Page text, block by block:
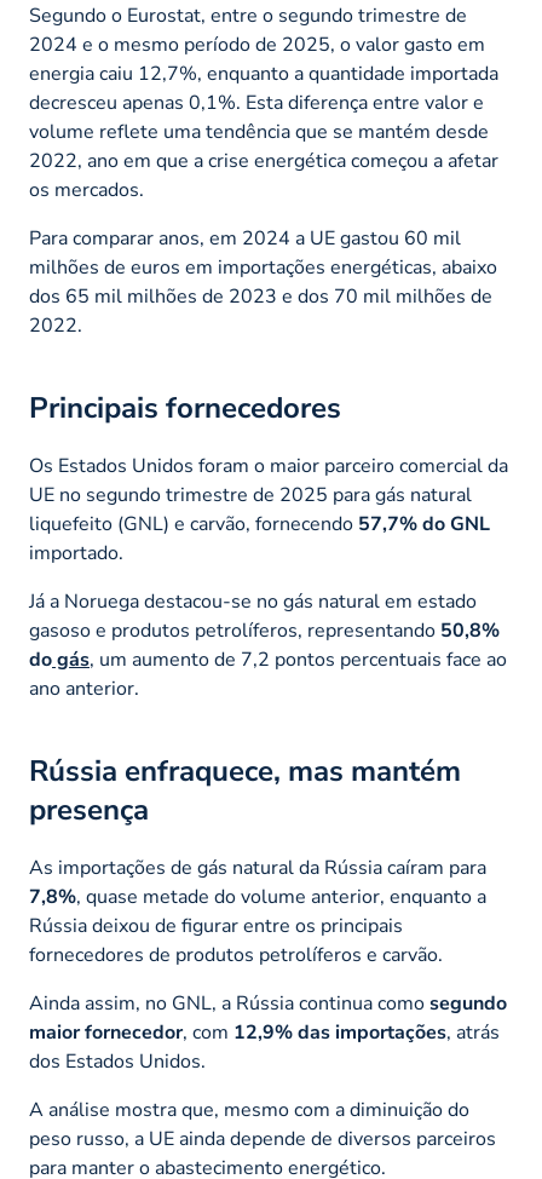
Segundo o Eurostat, entre o segundo trimestre de
2024 e o mesmo período de 2025, o valor gasto em
energia caiu 12,7%, enquanto a quantidade importada
decresceu apenas 0,1%. Esta diferença entre valor e
volume reflete uma tendência que se mantém desde
2022, ano em que a crise energética começou a afetar
os mercados.
Para comparar anos, em 2024 a UE gastou 60 mil
milhões de euros em importações energéticas, abaixo
dos 65 mil milhões de 2023 e dos 70 mil milhões de
2022.
Principais fornecedores
Os Estados Unidos foram o maior parceiro comercial da
UE no segundo trimestre de 2025 para gás natural
liquefeito (GNL) e carvão, fornecendo 57,7% do GNL
importado.
Já a Noruega destacou-se no gás natural em estado
gasoso e produtos petrolíferos, representando 50,8%
dogás, um aumento de 7,2 pontos percentuais face ao
ano anterior.
Rússia enfraquece, mas mantém
presença
As importações de gás natural da Rússia caíram para
7,8%, quase metade do volume anterior, enquanto a
Rússia deixou de figurar entre os principais
fornecedores de produtos petrolíferos e carvão.
Ainda assim, no GNL, a Rússia continua comosegundo
maior fornecedor, com 12,9% das importações, atrás
dos Estados Unidos.
A análise mostra que, mesmo com a diminuição do
peso russo, a UE ainda depende de diversos parceiros
para manter o abastecimento energético.